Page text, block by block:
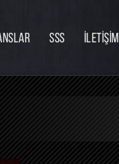
SSS İLETİŞİM